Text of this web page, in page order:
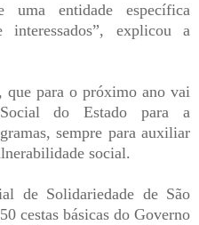
entidade específica
interessados”, explicou a
que para o próximo ano vai
do Estado para a
sempre para auxiliar
social.
de Solidariedade de São
cestas básicas do Governo